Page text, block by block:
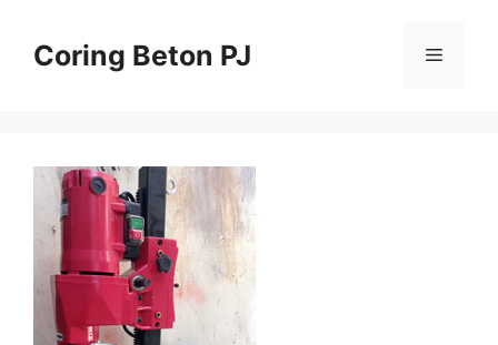
contentCoring Beton PJ Menu